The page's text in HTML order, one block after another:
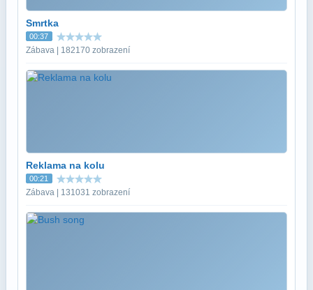
Smrtka
00:37
Zábava | 182170 zobrazení
Reklama na kolu
00:21
Zábava | 131031 zobrazení